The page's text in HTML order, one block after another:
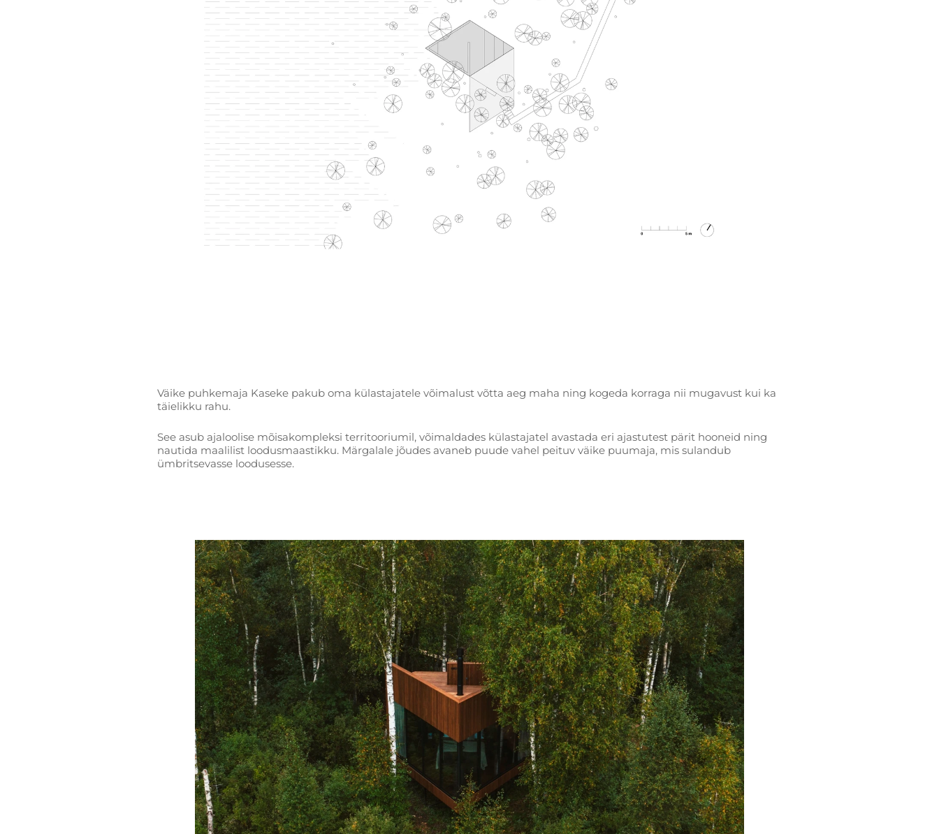
Väike puhkemaja Kaseke pakub oma külastajatele võimalust võtta aeg maha ning kogeda korraga nii mugavust kui ka
täielikku rahu.
See asub ajaloolise mõisakompleksi territooriumil, võimaldades külastajatel avastada eri ajastutest pärit hooneid ning
nautida maalilist loodusmaastikku. Märgalale jõudes avaneb puude vahel peituv väike puumaja, mis sulandub
ümbritsevasse loodusesse.